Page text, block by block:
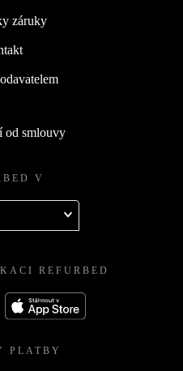
záruky
od smlouvy
V
REFURBED
PLATBY